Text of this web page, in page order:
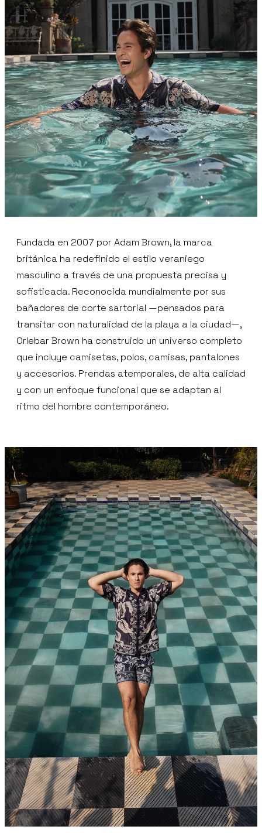
Fundada en 2007 por Adam Brown, la marca
británica ha redefinido el estilo veraniego
masculino a través de una propuesta precisa y
sofisticada. Reconocida mundialmente por sus
bañadores de corte sartorial —pensados para
transitar con naturalidad de la playa a la ciudad—,
Orlebar Brown ha construido un universo completo
que incluye camisetas, polos, camisas, pantalones
y accesorios. Prendas atemporales, de alta calidad
y con un enfoque funcional que se adaptan al
ritmo del hombre contemporáneo.